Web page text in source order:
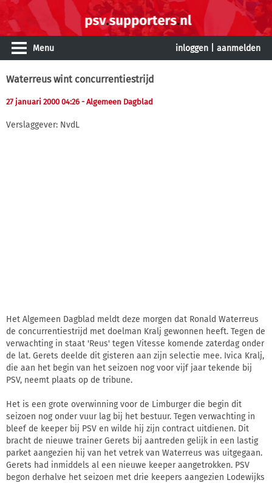
Menu inloggen aanmelden
Waterreus wint concurrentiestrijd
27 januari 2000 04:26 - Algemeen Dagblad
Verslaggever: NvdL
Het Algemeen Dagblad meldt deze morgen dat Ronald Waterreus
de concurrentiestrijd met doelman Kralj gewonnen heeft. Tegen de
verwachting in staat 'Reus' tegen Vitesse komende zaterdag onder
de lat. Gerets deelde dit gisteren aan zijn selectie mee. Ivica Kralj,
die aan het begin van het seizoen nog voor vijf jaar tekende bij
PSV, neemt plaats op de tribune.
Het is een grote overwinning voor de Limburger die begin dit
seizoen nog onder vuur lag bij het bestuur. Tegen verwachting in
bleef de keeper bij PSV en wilde hij zijn contract uitdienen. Dit
bracht de nieuwe trainer Gerets bij aantreden gelijk in een lastig
parket aangezien hij van het vetrek van Waterreus was uitgegaan.
Gerets had inmiddels al een nieuwe keeper aangetrokken. PSV
begon derhalve het seizoen met drie keepers aangezien Lodewijks